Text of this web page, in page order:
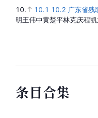
10.
10.1 10.2 广东省残
明王伟中黄楚平林克庆程
条目合集